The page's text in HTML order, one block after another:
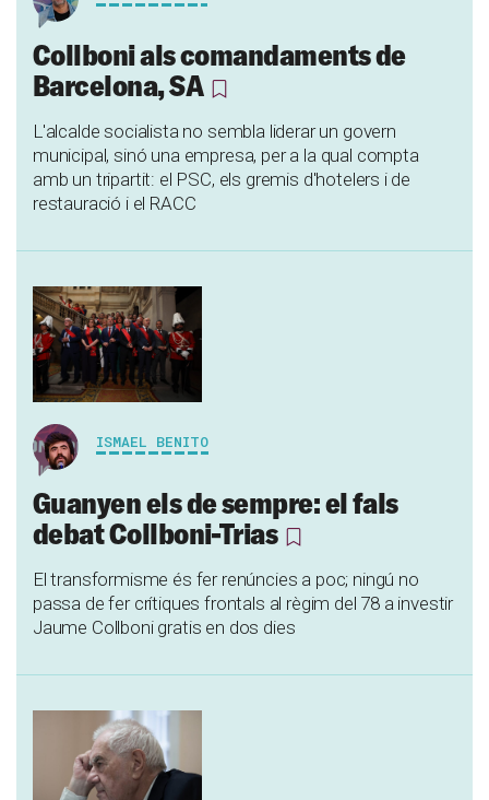
Collboni als comandaments de
Barcelona, ​​SA
L'alcalde socialista no sembla liderar un govern
municipal, sinó una empresa, per a la qual compta
amb un tripartit: el PSC, els gremis d'hotelers i de
restauració i el RACC
ISMAEL BENITO
Guanyen els de sempre: el fals
debat Collboni-Trias
El transformisme és fer renúncies a poc; ningú no
passa de fer crítiques frontals al règim del 78 a investir
Jaume Collboni gratis en dos dies